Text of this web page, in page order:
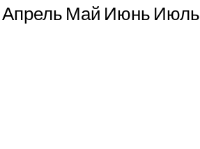
Апрель Май Июнь Июль